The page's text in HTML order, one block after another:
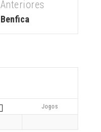
Anteriores
Benfica
Jogos